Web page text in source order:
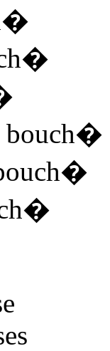
�
�
�
�
�